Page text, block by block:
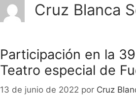
Cruz Blanca
Participación en la
Teatro especial de
13 de junio de 2022 por Cruz